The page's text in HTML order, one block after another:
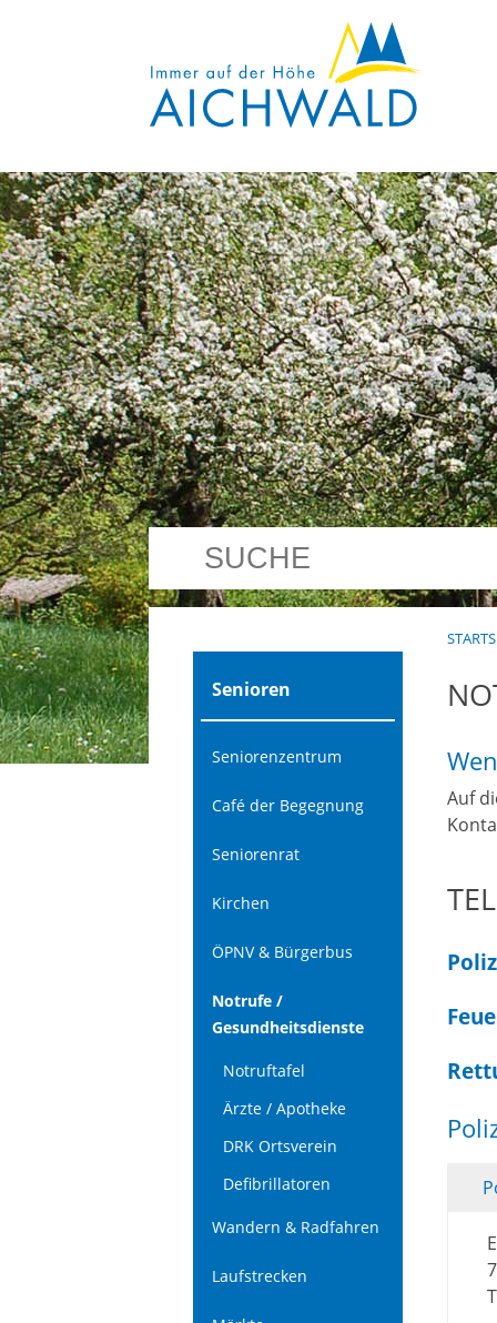
Senioren
Seniorenzentrum
Café der Begegnung
Seniorenrat
Kirchen
ÖPNV & Bürgerbus
Notrufe /
Gesundheitsdienste
Notruftafel
Ärzte / Apotheke
DRK Ortsverein
Defibrillatoren
Wandern & Radfahren
Laufstrecken
Auf